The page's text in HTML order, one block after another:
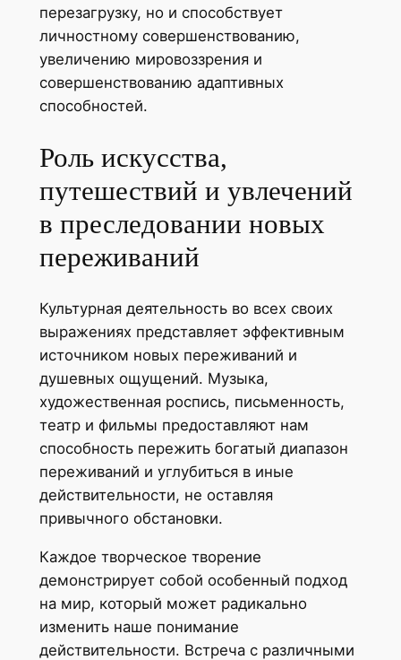
перезагрузку, но и способствует
личностному совершенствованию,
увеличению мировоззрения и
совершенствованию адаптивных
способностей.
Роль искусства,
путешествий и увлечений
в преследовании новых
переживаний
Культурная деятельность во всех своих
выражениях представляет эффективным
источником новых переживаний и
душевных ощущений. Музыка,
художественная роспись, письменность,
театр и фильмы предоставляют нам
способность пережить богатый диапазон
переживаний и углубиться в иные
действительности, не оставляя
привычного обстановки.
Каждое творческое творение
демонстрирует собой особенный подход
на мир, который может радикально
изменить наше понимание
действительности. Встреча с различными